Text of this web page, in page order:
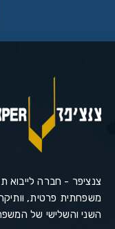
צנציפר - חברה לייבוא
משפחתית פרטית,
השני והשלישי של